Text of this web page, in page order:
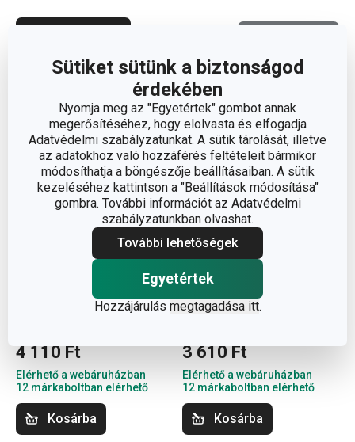
Sütiket sütünk a biztonságod
érdekében
Nyomja meg az "Egyetértek" gombot annak
megerősítéséhez, hogy elolvasta és elfogadja
Adatvédelmi szabályzatunkat. A sütik tárolását, illetve
az adatokhoz való hozzáférés feltételeit bármikor
módosíthatja a böngészője beállításaiban. A sütik
kezeléséhez kattintson a "Beállítások módosítása"
gombra. További információt az Adatvédelmi
szabályzatunkban olvashat.
További lehetőségek
Egyetértek
Hozzájárulás megtagadása itt.
4 110 Ft
Elérhető a webáruházban
12 márkaboltban elérhető
Kosárba
3 610 Ft
Elérhető a webáruházban
12 márkaboltban elérhető
Kosárba